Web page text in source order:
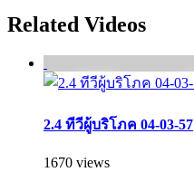
Related Videos
2.4 ทีวีผู้บริโภค 04-03-57
1670 views